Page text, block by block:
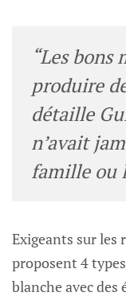
“Les
produire
détaille
n’avait
famille ou
Exigeants sur les
proposent 4
blanche avec des